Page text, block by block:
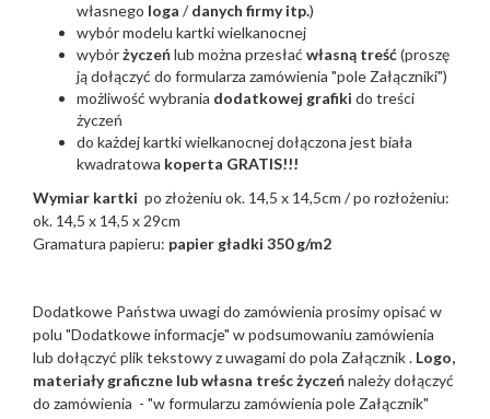
własnego loga /danych firmy itp.)
wybór modelu kartki wielkanocnej
wybórżyczeńlub można przesłać własną treść(proszę
ją dołączyć do formularza zamówienia "pole Załączniki")
możliwość wybrania dodatkowej grafiki do treści
życzeń
do każdej kartki wielkanocnej dołączona jest biała
kwadratowa koperta GRATIS!!!
Wymiar kartki po złożeniu ok. 14,5 x 14,5cm / po rozłożeniu:
ok. 14,5 x 14,5 x 29cm
Gramatura papieru: papier gładki 350 g/m2
Dodatkowe Państwa uwagi do zamówienia prosimy opisać w
polu "Dodatkowe informacje" w podsumowaniu zamówienia
lub dołączyć plik tekstowy z uwagami do pola Załącznik . Logo,
materiały graficzne lub własna treśc życzeńnależy dołączyć
do zamówienia - "w formularzu zamówienia pole Załącznik"